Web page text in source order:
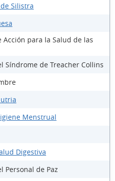
Silistra
para la Salud de las
Síndrome de Treacher Collins
Menstrual
Digestiva
Personal de Paz